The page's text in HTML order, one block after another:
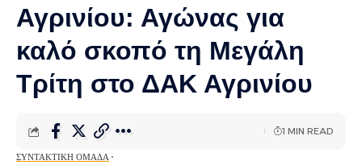
Αγρινίου: Αγώνας για
καλό σκοπό τη Μεγάλη
Τρίτη στο ΔΑΚ Αγρινίου
ΣΥΝΤΑΚΤΙΚΉ ΟΜΆΔΑ
1 MIN READ